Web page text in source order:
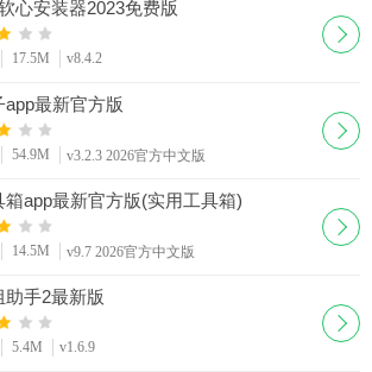
心安装器2023免费版
17.5M v8.4.2
app最新官方版
54.9M v3.2.3 2026官方中文版
箱app最新官方版(实用工具箱)
14.5M v9.7 2026官方中文版
助手2最新版
5.4M v1.6.9